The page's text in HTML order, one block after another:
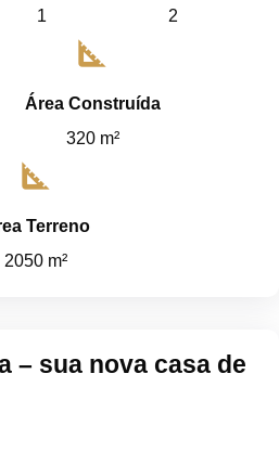
1
2
square_foot
Área Construída
320 m²
square_foot
Terreno
2050 m²
– sua nova casa de